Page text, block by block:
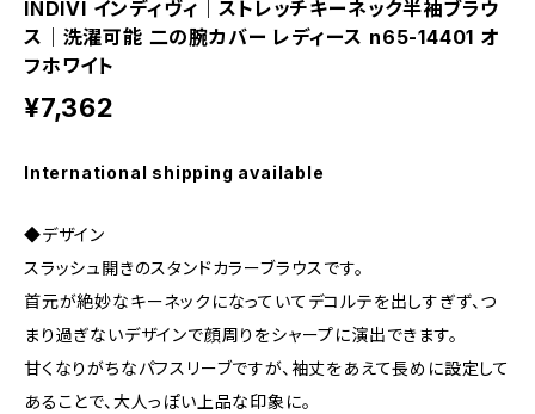
INDIVI インディヴィ｜ストレッチキーネック半袖ブラウ
ス｜洗濯可能 二の腕カバー レディース n65-14401 オ
フホワイト
¥7,362
International shipping available
◆デザイン
スラッシュ開きのスタンドカラーブラウスです。
首元が絶妙なキーネックになっていてデコルテを出しすぎず、つ
まり過ぎないデザインで顔周りをシャープに演出できます。
甘くなりがちなパフスリーブですが、袖丈をあえて長めに設定して
あることで、大人っぽい上品な印象に。